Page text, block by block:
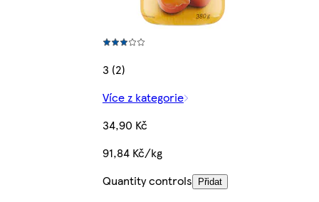
3 (2)
Více z kategorie
34,90 Kč
91,84 Kč/kg
Quantity controls
Přidat